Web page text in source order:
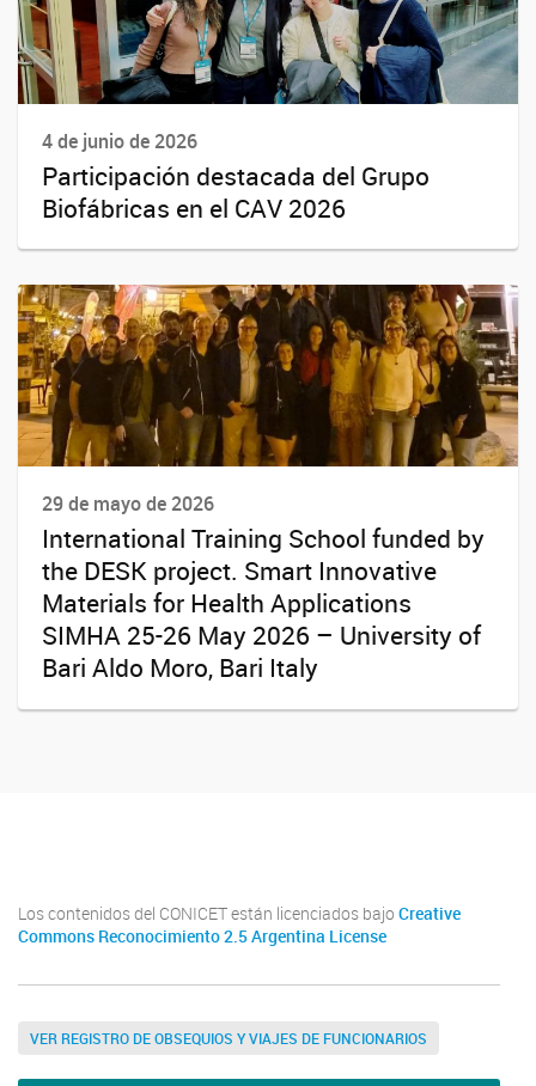
4 de junio de 2026
Participación destacada del Grupo
Biofábricas en el CAV 2026
29 de mayo de 2026
International Training School funded by
the DESK project. Smart Innovative
Materials for Health Applications
SIMHA 25-26 May 2026 – University of
Bari Aldo Moro, Bari Italy
Los contenidos del CONICET están licenciados bajo Creative
Commons Reconocimiento 2.5 Argentina License
VER REGISTRO DE OBSEQUIOS Y VIAJES DE FUNCIONARIOS